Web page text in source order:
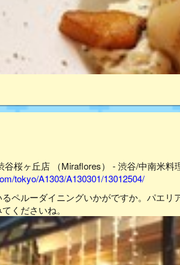
谷桜ヶ丘店 （Miraflores） - 渋谷/中南米料
tokyo/A1303/A130301/13012504/
ペルーダイニングいかがですか。パエリ
くださいね。